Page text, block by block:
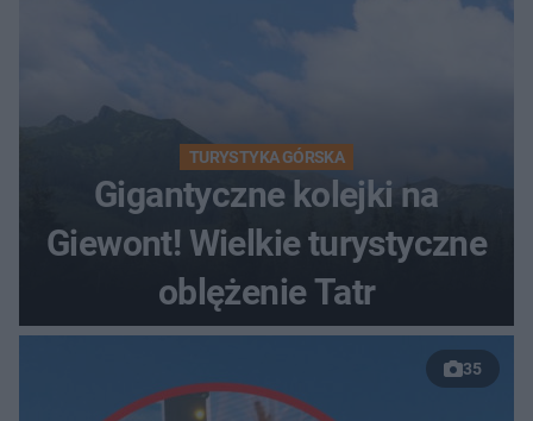
TURYSTYKA GÓRSKA
Gigantyczne kolejki na
Giewont! Wielkie turystyczne
oblężenie Tatr
35